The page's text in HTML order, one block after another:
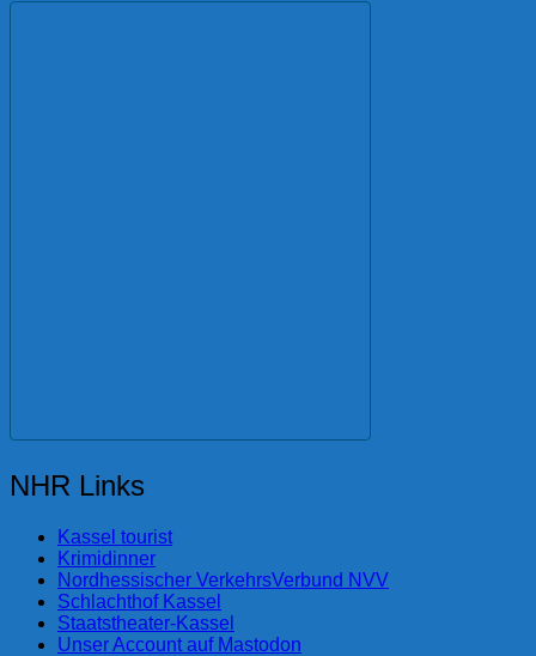
NHR Links
Kassel tourist
Krimidinner
Nordhessischer VerkehrsVerbund NVV
Schlachthof Kassel
Staatstheater-Kassel
Unser Account auf Mastodon